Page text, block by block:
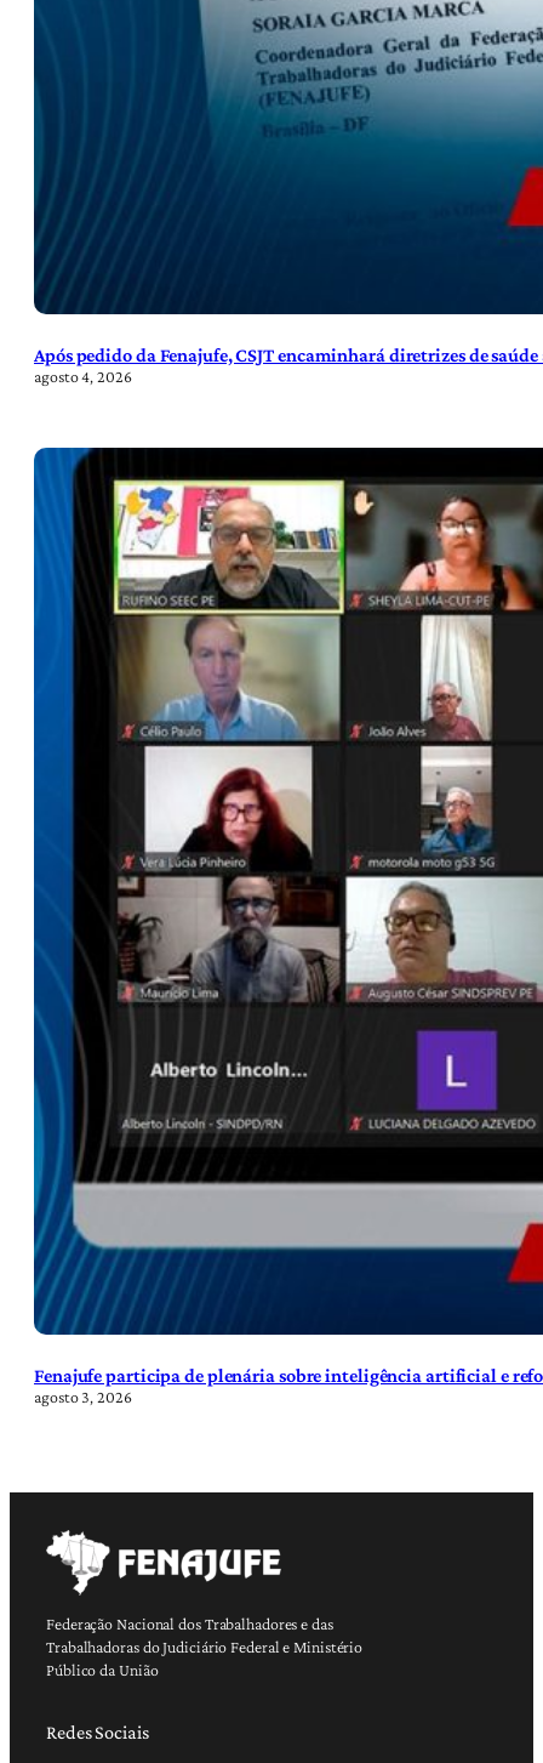
Após pedido da Fenajufe, CSJT encaminhará diretrizes de
agosto 4, 2026
Fenajufe participa de plenária sobre inteligência artificial e
agosto 3, 2026
Federação Nacional dos Trabalhadores e das
Trabalhadoras do Judiciário Federal e Ministério
Público da União
Redes Sociais